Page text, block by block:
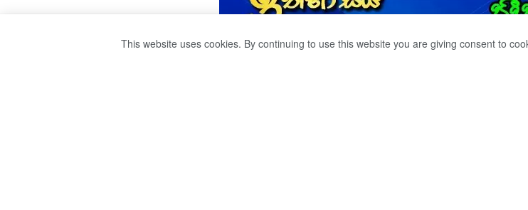
This website uses cookies. By continuing to use this website you are giving consent to